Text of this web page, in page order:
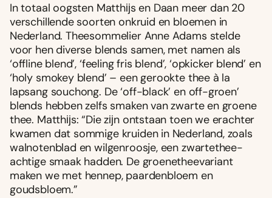
In totaal oogsten Matthĳs en Daan meer dan 20
verschillende soorten onkruid en bloemen in
Nederland. Theesommelier Anne Adams stelde
voor hen diverse blends samen, met namen als
‘offline blend’, ‘feeling fris blend’, ‘opkicker blend’ en
‘holy smokey blend’ – een gerookte thee à la
lapsang souchong. De ‘off-black’ en off-groen’
blends hebben zelfs smaken van zwarte en groene
thee. Matthĳs: “Die zĳn ontstaan toen we erachter
kwamen dat sommige kruiden in Nederland, zoals
walnotenblad en wilgenroosje, een zwartethee-
achtige smaak hadden. De groenetheevariant
maken we met hennep, paardenbloem en
goudsbloem.”